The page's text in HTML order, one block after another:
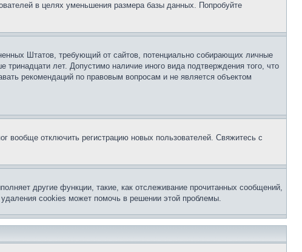
в целях уменьшения размера базы данных. Попробуйте
Штатов, требующий от сайтов, потенциально собирающих личные
лет. Допустимо наличие иного вида подтверждения того, что
рекомендаций по правовым вопросам и не является объектом
вообще отключить регистрацию новых пользователей. Свяжитесь с
другие функции, такие, как отслеживание прочитанных сообщений,
cookies может помочь в решении этой проблемы.